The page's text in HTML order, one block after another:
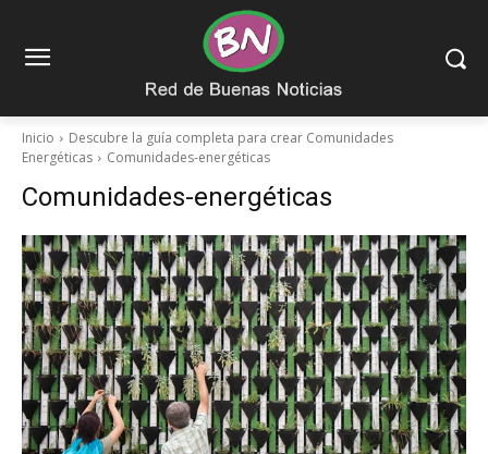
Inicio
Descubre la guía completa para crear Comunidades
Energéticas
Comunidades-energéticas
Comunidades-energéticas